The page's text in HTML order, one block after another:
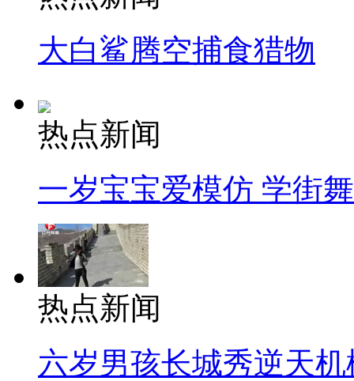
大白鲨腾空捕食猎物
热点新闻
一岁宝宝爱模仿 学街
热点新闻
六岁男孩长城秀逆天机